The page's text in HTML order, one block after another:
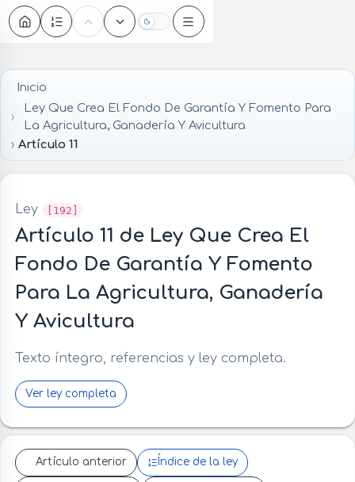
Oscuro
Inicio
Ley Que Crea El Fondo De Garantía Y Fomento Para
La Agricultura, Ganadería Y Avicultura
Artículo 11
Ley [192]
Artículo 11 de Ley Que Crea El
Fondo De Garantía Y Fomento
Para La Agricultura, Ganadería
Y Avicultura
Texto íntegro, referencias y ley completa.
Ver ley completa
Artículo anterior Índice de la ley